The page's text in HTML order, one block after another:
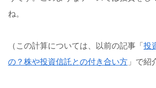
ね。
（この計算については、以前の記事「 投
の？株や投資信託との付き合い方 」で紹